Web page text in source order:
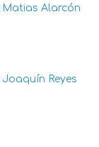
Matias Alarcón
Joaquín Reyes